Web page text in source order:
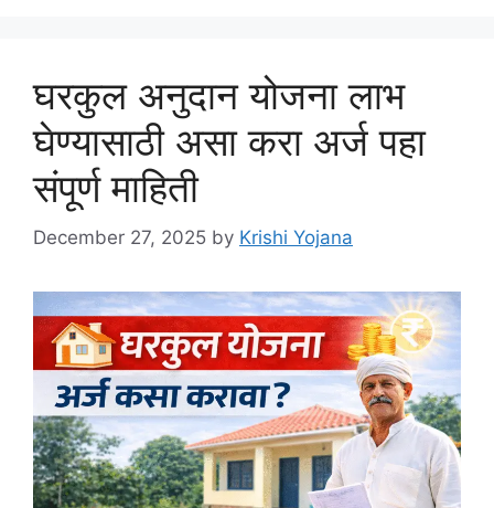
घरकुल अनुदान योजना लाभ
घेण्यासाठी असा करा अर्ज पहा
संपूर्ण माहिती
December 27, 2025 by Krishi Yojana